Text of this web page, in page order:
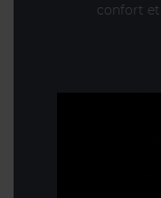
confort